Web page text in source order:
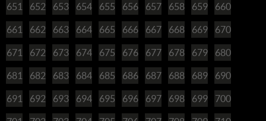
651 652 653 654 655 656 657 658 659 660
661 662 663 664 665 666 667 668 669 670
671 672 673 674 675 676 677 678 679 680
681 682 683 684 685 686 687 688 689 690
691 692 693 694 695 696 697 698 699 700